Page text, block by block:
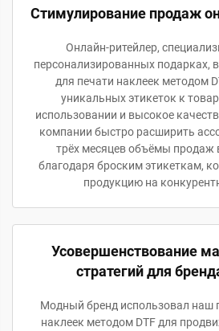
Стимулирование продаж
Онлайн-ритейлер,
персонализированных подарках,
для печати наклеек методом
уникальных этикеток к
использовании и высокое
компании быстро расширить
трёх месяцев объёмы продаж
благодаря броским этикеткам,
продукцию на
Усовершенствование
стратегий для
Модный бренд использовал наш
наклеек методом DTF для